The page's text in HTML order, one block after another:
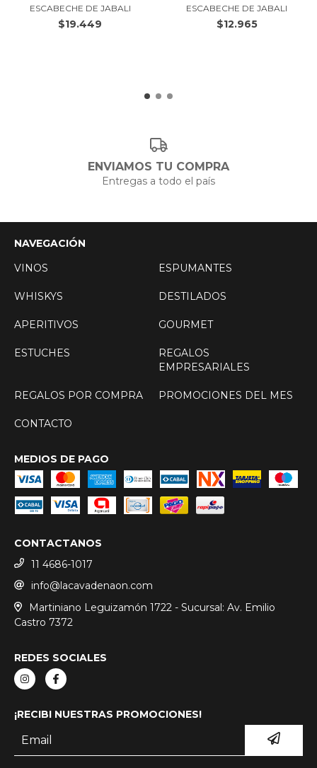
ESCABECHE DE JABALI
$19.449
ESCABECHE DE JABALI
$12.965
ENVIAMOS TU COMPRA
Entregas a todo el país
NAVEGACIÓN
VINOS
ESPUMANTES
WHISKYS DESTILADOS
APERITIVOS GOURMET
ESTUCHES
REGALOS
EMPRESARIALES
REGALOS POR COMPRA PROMOCIONES DEL MES
CONTACTO
MEDIOS DE PAGO
CONTACTANOS
11 4686-1017
info@lacavadenaon.com
Martiniano Leguizamón 1722 - Sucursal: Av. Emilio
Castro 7372
REDES SOCIALES
¡RECIBI NUESTRAS PROMOCIONES!